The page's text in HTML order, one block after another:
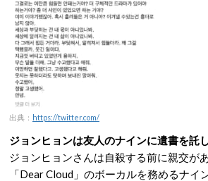
出典： https://twitter.com/
ジョンヒョンは友人のナインに遺書を託
ジョンヒョンさんは自殺する前に親交が
「Dear Cloud」のボーカルを務めるナイ